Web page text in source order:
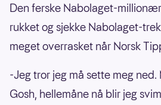
Den ferske Nabolaget-
rukket og sjekke Nabolaget-
meget overrasket når Norsk
-Jeg tror jeg må sette meg
Gosh, hellemåne nå blir jeg